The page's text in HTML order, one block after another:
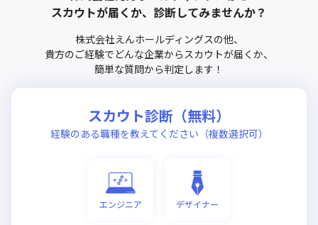
スカウトが届くか、診断してみませんか？
株式会社えんホールディングスの他、
貴方のご経験でどんな企業からスカウトが届くか、
簡単な質問から判定します！
スカウト診断（無料）
経験のある職種を教えてください（複数選択可）
エンジニア デザイナー